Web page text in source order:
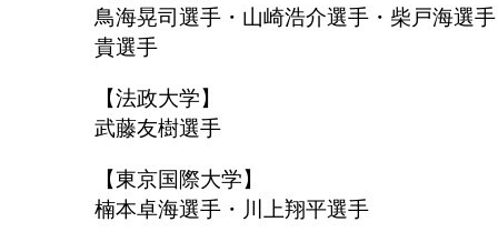
鳥海晃司選手・山崎浩介選手・柴戸海選
貴選手
【法政大学】
武藤友樹選手
【東京国際大学】
楠本卓海選手・川上翔平選手